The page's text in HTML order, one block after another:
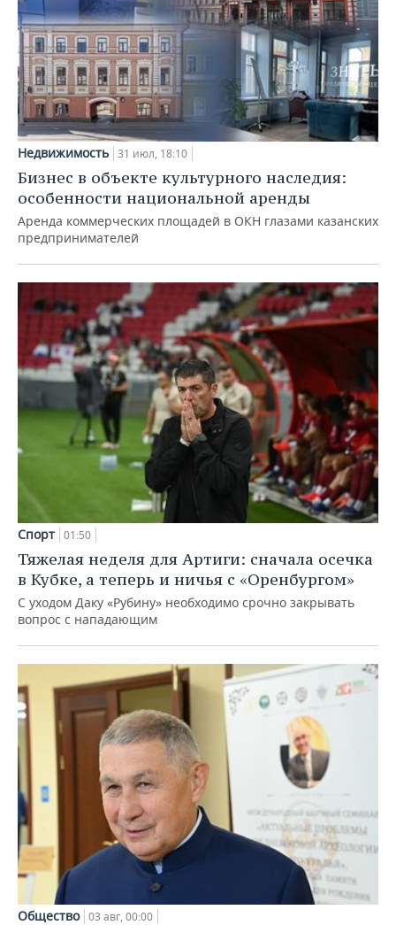
Недвижимость 31 июл, 18:10
Бизнес в объекте культурного наследия:
особенности национальной аренды
Аренда коммерческих площадей в ОКН глазами казанских
предпринимателей
Спорт 01:50
Тяжелая неделя для Артиги: сначала осечка
в Кубке, а теперь и ничья с «Оренбургом»
С уходом Даку «Рубину» необходимо срочно закрывать
вопрос с нападающим
Общество 03 авг, 00:00